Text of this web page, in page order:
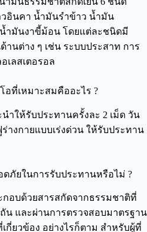
อินคา น้ำมันรำข้าว น้ำมัน
ำมันงาขี้ม้อน โดยแต่ละชนิดมี
นต่าง ๆ เช่น ระบบประสาท การ
เลสเตอรอล
อที่เหมาะสมคืออะไร ?
ำให้รับประทานครั้งละ 2 เม็ด วัน
างกายแบบเร่งด่วน ให้รับประทาน
ภัยในการรับประทานหรือไม่ ?
กอบด้วยสารสกัดจากธรรมชาติที่
น และผ่านการตรวจสอบมาตรฐาน
กี่ยวข้อง อย่างไรก็ตาม สำหรับผู้ที่